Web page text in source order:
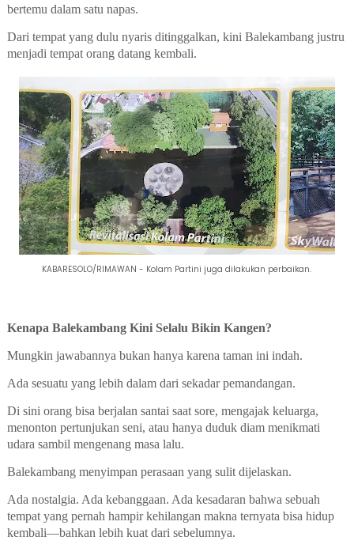
bertemu dalam satu napas.
Dari tempat yang dulu nyaris ditinggalkan, kini Balekambang justru
menjadi tempat orang datang kembali.
KABARESOLO/RIMAWAN - Kolam Partini juga dilakukan perbaikan.
Kenapa Balekambang Kini Selalu Bikin Kangen?
Mungkin jawabannya bukan hanya karena taman ini indah.
Ada sesuatu yang lebih dalam dari sekadar pemandangan.
Di sini orang bisa berjalan santai saat sore, mengajak keluarga,
menonton pertunjukan seni, atau hanya duduk diam menikmati
udara sambil mengenang masa lalu.
Balekambang menyimpan perasaan yang sulit dijelaskan.
Ada nostalgia. Ada kebanggaan. Ada kesadaran bahwa sebuah
tempat yang pernah hampir kehilangan makna ternyata bisa hidup
kembali—bahkan lebih kuat dari sebelumnya.